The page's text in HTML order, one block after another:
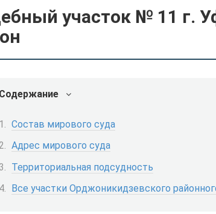
участок № 11 г.
Содержание
Состав мирового суда
Адрес мирового суда
Территориальная подсудность
Все участки Орджоникидзевского